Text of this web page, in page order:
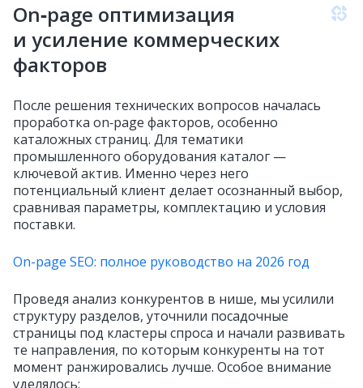
On‑page оптимизация
и усиление коммерческих
факторов
После решения технических вопросов началась
проработка on‑page факторов, особенно
каталожных страниц. Для тематики
промышленного оборудования каталог —
ключевой актив. Именно через него
потенциальный клиент делает осознанный выбор,
сравнивая параметры, комплектацию и условия
поставки.
On-page SEO: полное руководство на 2026 год
Проведя анализ конкурентов в нише, мы усилили
структуру разделов, уточнили посадочные
страницы под кластеры спроса и начали развивать
те направления, по которым конкуренты на тот
момент ранжировались лучше. Особое внимание
уделялось: